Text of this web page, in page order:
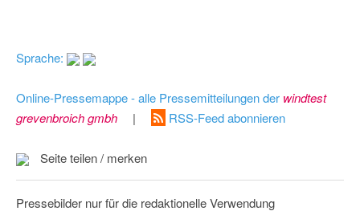
Sprache:
Online-Pressemappe - alle Pressemitteilungen der windtest
grevenbroich gmbh
| RSS-Feed abonnieren
Seite teilen / merken
Pressebilder nur für die redaktionelle Verwendung